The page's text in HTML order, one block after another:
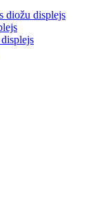
diožu displejs